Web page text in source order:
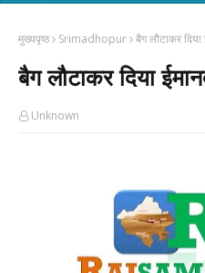
मुख्यपृष्ठ Srimadhopur बैग लौटाकर दिया
बैग लौटाकर दिया
Unknown